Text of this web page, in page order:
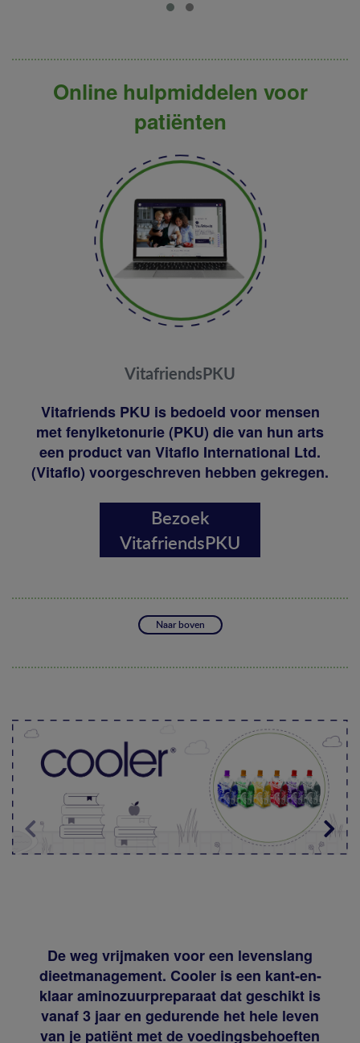
Online hulpmiddelen voor
patiënten
VitafriendsPKU
Vitafriends PKU is bedoeld voor mensen
met fenylketonurie (PKU) die van hun arts
een product van Vitaflo International Ltd.
(Vitaflo) voorgeschreven hebben gekregen.
Bezoek
VitafriendsPKU
Naar boven
De weg vrijmaken voor een levenslang
dieetmanagement. Cooler is een kant-en-
klaar aminozuurpreparaat dat geschikt is
vanaf 3 jaar en gedurende het hele leven
van je patiënt met de voedingsbehoeften